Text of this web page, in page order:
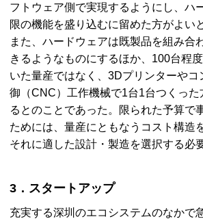
フトウェア側で実現するようにし、ハ
限の機能を盛り込むに留めた方がよい
また、ハードウェアは既製品を組み合
きるようなものにするほか、100台程
いた量産ではなく、3Dプリンターやコ
御（CNC）工作機械で1台1台つくっ
るとのことであった。限られた予算で
ためには、量産にともなうコスト構造
それに適した設計・製造を選択する必
3．スタートアップ
充実する深圳のエコシステムのなかで